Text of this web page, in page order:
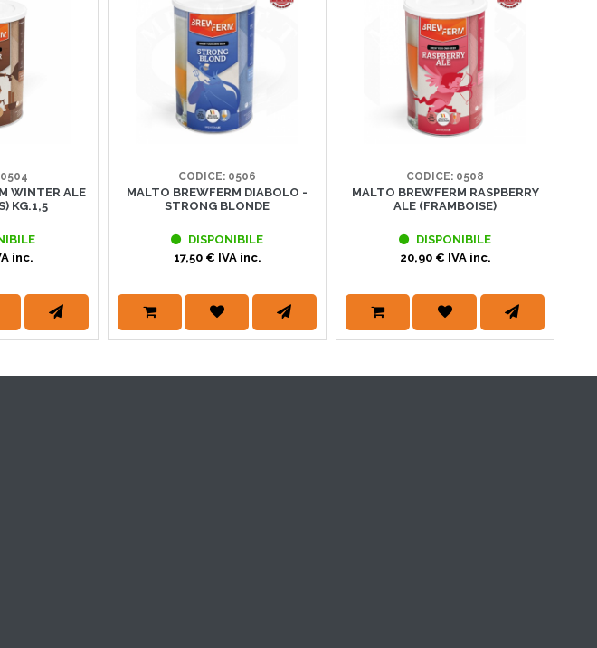
WINTER ALE
KG.1,5
inc.
CODICE: 0506
MALTO BREWFERM DIABOLO -
STRONG BLONDE
DISPONIBILE
17,50 € IVA inc.
CODICE: 0508
MALTO BREWFERM RASPBERRY
ALE (FRAMBOISE)
DISPONIBILE
20,90 € IVA inc.